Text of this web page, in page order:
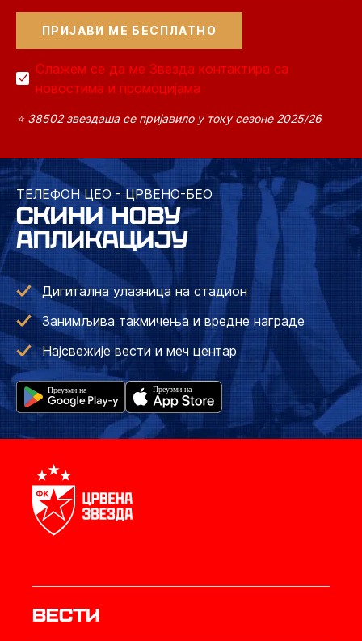
Слажем се да ме Звезда контактира са
новостима и промоцијама
⭐ 38502 звездаша се пријавило у току сезоне 2025/26
ТЕЛЕФОН ЦЕО - ЦРВЕНО-БЕО
СКИНИ НОВУ
АПЛИКАЦИЈУ
Дигитална улазница на стадион
Занимљива такмичења и вредне награде
Најсвежије вести и меч центар
Вести